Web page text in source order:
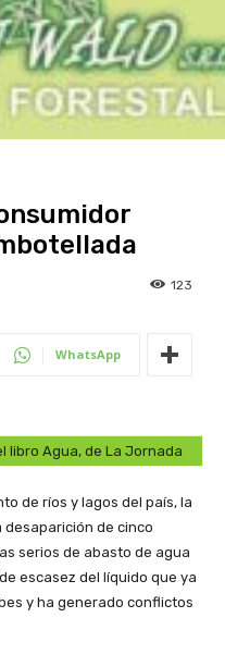
123
WhatsApp
libro Agua, de La Jornada
de ríos y lagos del país, la
desaparición de cinco
serios de abasto de agua
escasez del líquido que ya
y ha generado conflictos